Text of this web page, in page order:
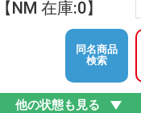
【NM 在庫:0】
同名商品
検索
他の状態も見る